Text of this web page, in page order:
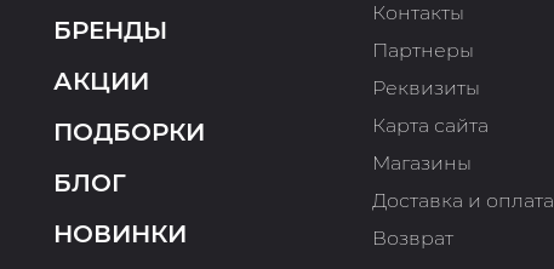
БРЕНДЫ
АКЦИИ
ПОДБОРКИ
БЛОГ
НОВИНКИ
Контакты
Партнеры
Реквизиты
Карта сайта
Магазины
Доставка и оплата
Возврат